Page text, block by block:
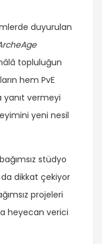
duyurulan
topluluğun
hem PvE
yanıt vermeyi
yeni nesil
stüdyo
dikkat çekiyor
projeleri
heyecan verici